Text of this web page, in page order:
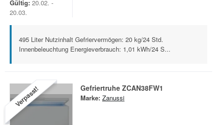
Gültig: 20.02. -
20.03.
495 Liter Nutzinhalt Gefriervermögen: 20 kg/24 Std.
Innenbeleuchtung Energieverbrauch: 1,01 kWh/24 S...
Verpasst! Gefriertruhe ZCAN38FW1
Marke: Zanussi